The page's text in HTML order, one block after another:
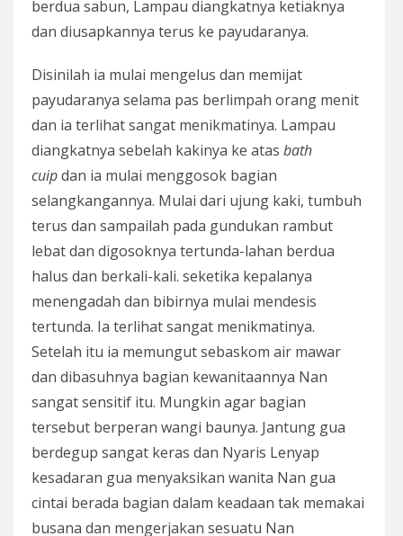
berdua sabun, Lampau diangkatnya ketiaknya
dan diusapkannya terus ke payudaranya.
Disinilah ia mulai mengelus dan memijat
payudaranya selama pas berlimpah orang menit
dan ia terlihat sangat menikmatinya. Lampau
diangkatnya sebelah kakinya ke atas bath
cuipdan ia mulai menggosok bagian
selangkangannya. Mulai dari ujung kaki, tumbuh
terus dan sampailah pada gundukan rambut
lebat dan digosoknya tertunda-lahan berdua
halus dan berkali-kali. seketika kepalanya
menengadah dan bibirnya mulai mendesis
tertunda. Ia terlihat sangat menikmatinya.
Setelah itu ia memungut sebaskom air mawar
dan dibasuhnya bagian kewanitaannya Nan
sangat sensitif itu. Mungkin agar bagian
tersebut berperan wangi baunya. Jantung gua
berdegup sangat keras dan Nyaris Lenyap
kesadaran gua menyaksikan wanita Nan gua
cintai berada bagian dalam keadaan tak memakai
busana dan mengerjakan sesuatu Nan